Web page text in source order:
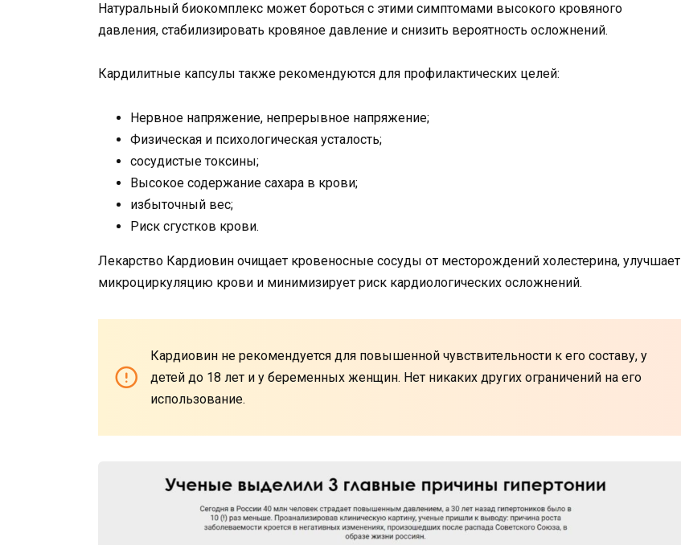
Натуральный биокомплекс может бороться с этими симптомами высокого кровяного
давления, стабилизировать кровяное давление и снизить вероятность осложнений.
Кардилитные капсулы также рекомендуются для профилактических целей:
Нервное напряжение, непрерывное напряжение;
Физическая и психологическая усталость;
сосудистые токсины;
Высокое содержание сахара в крови;
избыточный вес;
Риск сгустков крови.
Лекарство Кардиовин очищает кровеносные сосуды от месторождений холестерина, улучшает
микроциркуляцию крови и минимизирует риск кардиологических осложнений.
Кардиовин не рекомендуется для повышенной чувствительности к его составу, у
детей до 18 лет и у беременных женщин. Нет никаких других ограничений на его
использование.